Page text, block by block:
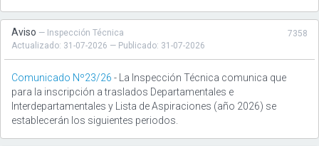
7358
Aviso — Inspección Técnica
Actualizado: 31-07-2026 — Publicado: 31-07-2026
Comunicado Nº23/26 - La Inspección Técnica comunica que
para la inscripción a traslados Departamentales e
Interdepartamentales y Lista de Aspiraciones (año 2026) se
establecerán los siguientes periodos.